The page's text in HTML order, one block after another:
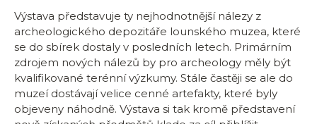
Výstava představuje ty nejhodnotnější nálezy z
archeologického depozitáře lounského muzea, které
se do sbírek dostaly v posledních letech. Primárním
zdrojem nových nálezů by pro archeology měly být
kvalifikované terénní výzkumy. Stále častěji se ale do
muzeí dostávají velice cenné artefakty, které byly
objeveny náhodně. Výstava si tak kromě představení